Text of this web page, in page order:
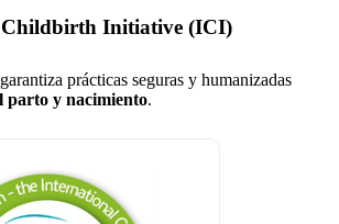
Initiative (ICI)
prácticas seguras y humanizadas
parto y nacimiento.